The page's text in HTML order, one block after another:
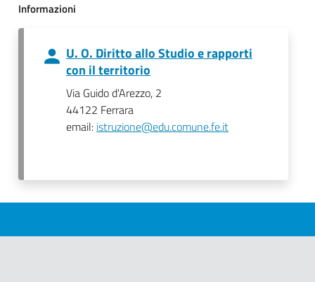
Informazioni
U. O. Diritto allo Studio e rapporti
con il territorio
Via Guido d'Arezzo, 2
44122 Ferrara
email: istruzione@edu.comune.fe.it